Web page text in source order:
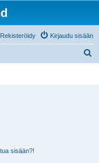
Kirjaudu sisään
Rekisteröidy
sisään?!